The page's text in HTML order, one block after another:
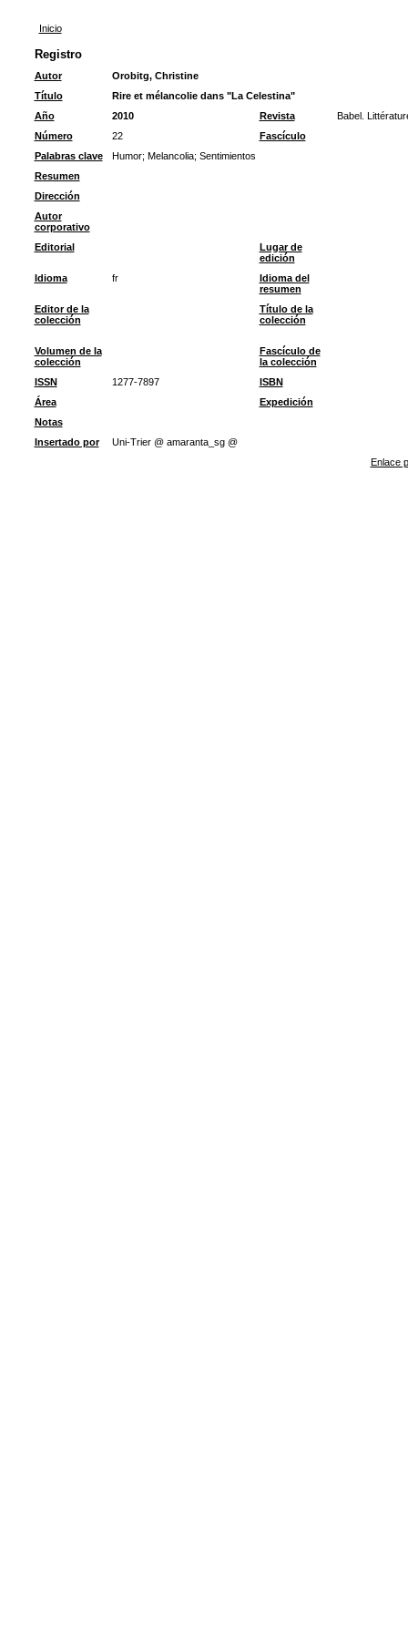
Inicio
Registro
Autor
Orobitg, Christine
Título
Rire et mélancolie dans "La Celestina"
Año
2010 Revista
Babel.
Número
22
Fascículo
Palabras clave
Humor; Melancolia; Sentimientos
Resumen
Dirección
Autor
corporativo
Editorial
Lugar de
edición
Idioma
fr
Idioma del
resumen
Editor de la
colección
Título de la
colección
Volumen de la
colección
Fascículo de
la colección
ISSN
1277-7897
ISBN
Área
Expedición
Notas
Insertado por
Uni-Trier @ amaranta_sg @
Enlace